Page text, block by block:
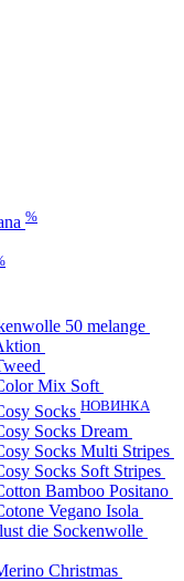
%
50 melange
Mix Soft
Socks НОВИНКА
Socks Dream
Socks Multi Stripes
Socks Soft Stripes
Bamboo Positano
Vegano Isola
die Sockenwolle
Christmas